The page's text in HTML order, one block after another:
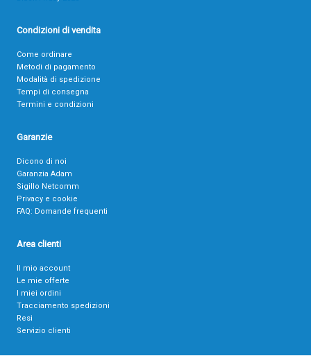
Condizioni di vendita
Come ordinare
Metodi di pagamento
Modalità di spedizione
Tempi di consegna
Termini e condizioni
Garanzie
Dicono di noi
Garanzia Adam
Sigillo Netcomm
Privacy e cookie
FAQ: Domande frequenti
Area clienti
Il mio account
Le mie offerte
I miei ordini
Tracciamento spedizioni
Resi
Servizio clienti